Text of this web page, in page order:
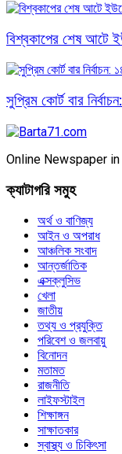
বিশ্বকাপের শেষ আটে
সুপ্রিম কোর্ট বার
Online Newspaper
ক্যাটাগরি সমুহ
অর্থ ও বাণিজ্য
আইন ও অপরাধ
আঞ্চলিক সংবাদ
আন্তর্জাতিক
এক্সক্লুসিভ
খেলা
জাতীয়
তথ্য ও প্রযুক্তি
পরিবেশ ও জলবায়ু
বিনোদন
মতামত
রাজনীতি
লাইফস্টাইল
শিক্ষাঙ্গন
সাক্ষাতকার
স্বাস্থ্য ও চিকিৎসা